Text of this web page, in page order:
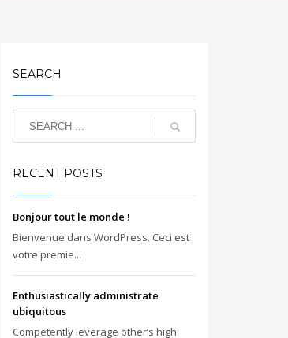
SEARCH
RECENT POSTS
Bonjour tout le monde !
Bienvenue dans WordPress. Ceci est
votre premie...
Enthusiastically administrate
ubiquitous
Competently leverage other’s high